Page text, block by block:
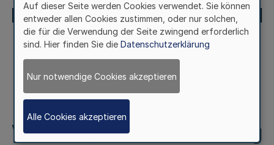
Landwirtschaft, Natur- und
Verbraucherschutz –V-5
8800.4.11 – und des
Ministeriums für Bauen,
Wohnen, Stadtentwicklung
Auf dieser Seite werden Cookies verwendet. Sie können
entweder allen Cookies zustimmen, oder nur solchen,
die für die Verwendung der Seite zwingend erforderlich
sind. Hier finden Sie die Datenschutzerklärung
Nur notwendige Cookies akzeptieren
Alle Cookies akzeptieren